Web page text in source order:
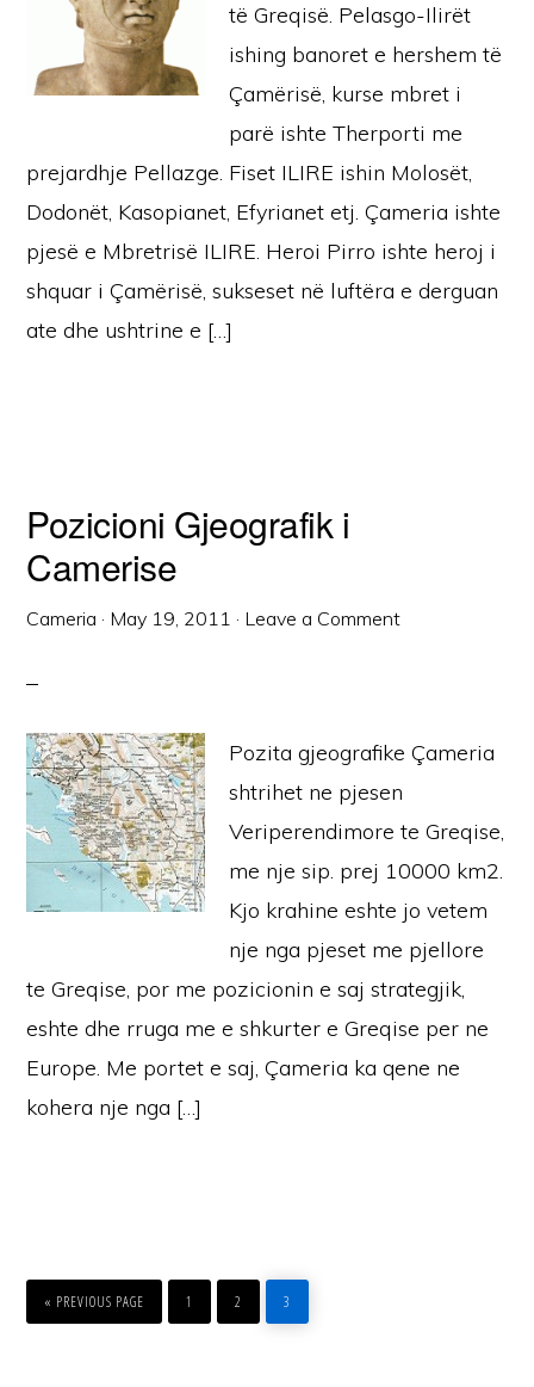
të Greqisë. Pelasgo-Ilirët
ishing banoret e hershem të
Çamërisë, kurse mbret i
parë ishte Therporti me
prejardhje Pellazge. Fiset ILIRE ishin Molosët,
Dodonët, Kasopianet, Efyrianet etj. Çameria ishte
pjesë e Mbretrisë ILIRE. Heroi Pirro ishte heroj i
shquar i Çamërisë, sukseset në luftëra e derguan
ate dhe ushtrine e […]
Pozicioni Gjeografik i
Camerise
Cameria · May 19, 2011 · Leave a Comment
Pozita gjeografike Çameria
shtrihet ne pjesen
Veriperendimore te Greqise,
me nje sip. prej 10000 km2.
Kjo krahine eshte jo vetem
nje nga pjeset me pjellore
te Greqise, por me pozicionin e saj strategjik,
eshte dhe rruga me e shkurter e Greqise per ne
Europe. Me portet e saj, Çameria ka qene ne
kohera nje nga […]
«
GO
TO
PREVIOUS PAGE
PAGE
1
PAGE
2
PAGE
3